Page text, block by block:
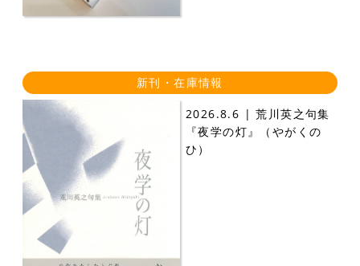
新刊・在庫情報
2026.8.6 | 荒川英之句集
『夜学の灯』（やがくの
ひ）